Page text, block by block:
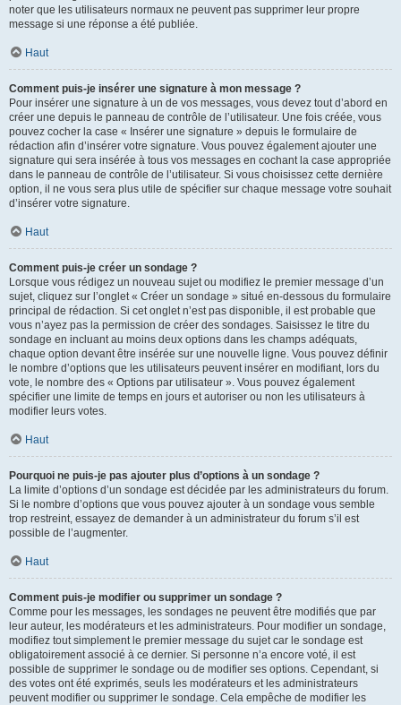
noter que les utilisateurs normaux ne peuvent pas supprimer leur propre
message si une réponse a été publiée.
Haut
Comment puis-je insérer une signature à mon message ?
Pour insérer une signature à un de vos messages, vous devez tout d’abord en
créer une depuis le panneau de contrôle de l’utilisateur. Une fois créée, vous
pouvez cocher la case « Insérer une signature » depuis le formulaire de
rédaction afin d’insérer votre signature. Vous pouvez également ajouter une
signature qui sera insérée à tous vos messages en cochant la case appropriée
dans le panneau de contrôle de l’utilisateur. Si vous choisissez cette dernière
option, il ne vous sera plus utile de spécifier sur chaque message votre souhait
d’insérer votre signature.
Haut
Comment puis-je créer un sondage ?
Lorsque vous rédigez un nouveau sujet ou modifiez le premier message d’un
sujet, cliquez sur l’onglet « Créer un sondage » situé en-dessous du formulaire
principal de rédaction. Si cet onglet n’est pas disponible, il est probable que
vous n’ayez pas la permission de créer des sondages. Saisissez le titre du
sondage en incluant au moins deux options dans les champs adéquats,
chaque option devant être insérée sur une nouvelle ligne. Vous pouvez définir
le nombre d’options que les utilisateurs peuvent insérer en modifiant, lors du
vote, le nombre des « Options par utilisateur ». Vous pouvez également
spécifier une limite de temps en jours et autoriser ou non les utilisateurs à
modifier leurs votes.
Haut
Pourquoi ne puis-je pas ajouter plus d’options à un sondage ?
La limite d’options d’un sondage est décidée par les administrateurs du forum.
Si le nombre d’options que vous pouvez ajouter à un sondage vous semble
trop restreint, essayez de demander à un administrateur du forum s’il est
possible de l’augmenter.
Haut
Comment puis-je modifier ou supprimer un sondage ?
Comme pour les messages, les sondages ne peuvent être modifiés que par
leur auteur, les modérateurs et les administrateurs. Pour modifier un sondage,
modifiez tout simplement le premier message du sujet car le sondage est
obligatoirement associé à ce dernier. Si personne n’a encore voté, il est
possible de supprimer le sondage ou de modifier ses options. Cependant, si
des votes ont été exprimés, seuls les modérateurs et les administrateurs
peuvent modifier ou supprimer le sondage. Cela empêche de modifier les